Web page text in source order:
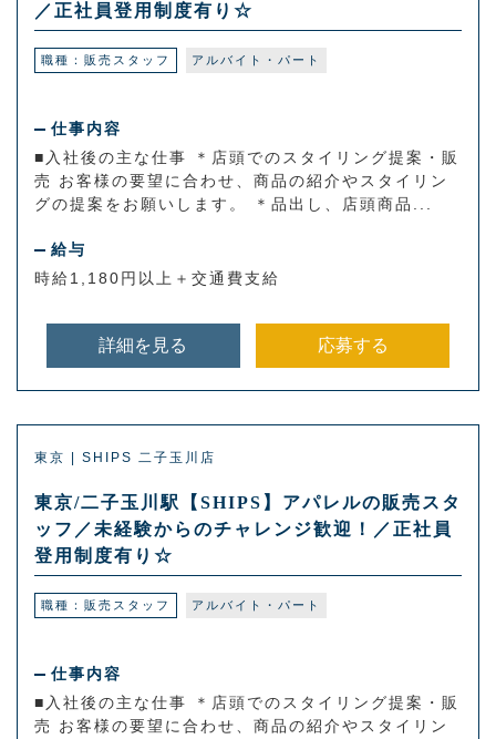
／正社員登用制度有り☆
職種：販売スタッフ アルバイト・パート
仕事内容
■入社後の主な仕事 ＊店頭でのスタイリング提案・販
売 お客様の要望に合わせ、商品の紹介やスタイリン
グの提案をお願いします。 ＊品出し、店頭商品...
給与
時給1,180円以上＋交通費支給
詳細を見る 応募する
東京 | SHIPS 二子玉川店
東京/二子玉川駅【SHIPS】アパレルの販売スタ
ッフ／未経験からのチャレンジ歓迎！／正社員
登用制度有り☆
職種：販売スタッフ アルバイト・パート
仕事内容
■入社後の主な仕事 ＊店頭でのスタイリング提案・販
売 お客様の要望に合わせ、商品の紹介やスタイリン